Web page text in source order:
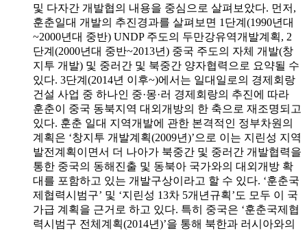
및 다자간 개발협의 내용을 중심으로 살펴보았다. 먼저,
훈춘일대 개발의 추진경과를 살펴보면 1단계(1990년대
~2000년대 중반) UNDP 주도의 두만강유역개발계획, 2
단계(2000년대 중반~2013년) 중국 주도의 자체 개발(창
지투 개발) 및 중러간 및 북중간 양자협력으로 요약될 수
있다. 3단계(2014년 이후~)에서는 일대일로의 경제회랑
건설 사업 중 하나인 중·몽·러 경제회랑의 추진에 따라
훈춘이 중국 동북지역 대외개방의 한 축으로 재조명되고
있다. 훈춘 일대 지역개발에 관한 본격적인 정부차원의
계획은 ‘창지투 개발계획(2009년)’으로 이는 지린성 지역
발전계획이면서 더 나아가 북중간 및 중러간 개발협력을
통한 중국의 동해진출 및 동북아 국가와의 대외개방 확
대를 포함하고 있는 개발구상이라고 할 수 있다. ‘훈춘국
제협력시범구’ 및 ‘지린성 13차 5개년규획’도 모두 이 국
가급 계획을 근거로 하고 있다. 특히 중국은 ‘훈춘국제협
력시범구 전체계획(2014년)’을 통해 북한과 러시아와의